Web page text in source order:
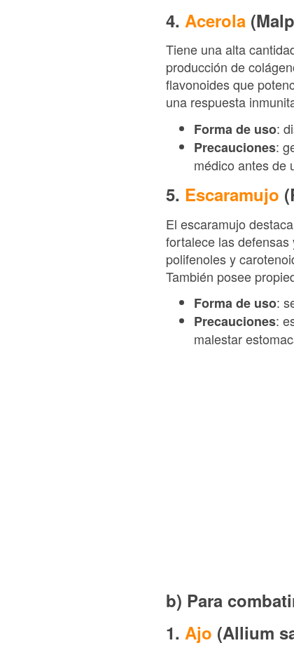
4. Acerola
Tiene una alta
producción de
flavonoides que
una respuesta
Forma de uso:
Precauciones:
médico antes de
5. Escaramujo
El escaramujo
fortalece las
polifenoles y
También posee
Forma de uso:
Precauciones:
malestar
b) Para
1. Ajo (Allium